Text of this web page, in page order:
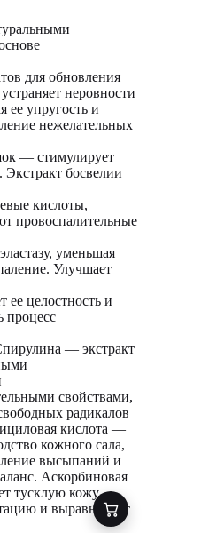
для обновления
неровности
ее упругость и
нежелательных
— стимулирует
Экстракт босвелии
кислоты,
провоспалительные
уменьшая
Улучшает
ее целостность и
процесс
— экстракт
свойствами,
радикалов
кислота —
кожного сала,
высыпаний и
Аскорбиновая
тусклую кожу,
и выравнивает